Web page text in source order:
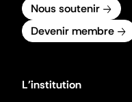
Nous soutenir
Devenir membre
L'institution